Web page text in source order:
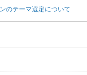
のテーマ選定について